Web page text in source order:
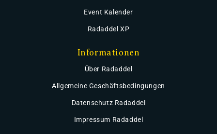
Event Kalender
Radaddel XP
Informationen
Über Radaddel
Allgemeine Geschäftsbedingungen
Datenschutz Radaddel
Impressum Radaddel